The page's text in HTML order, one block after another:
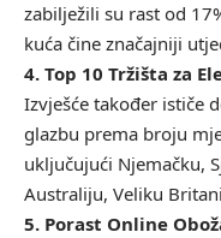
zabilježili su rast od
kuća čine značajniji
4. Top 10 Tržišta za
Izvješće također ističe
glazbu prema broju
uključujući Njemačku,
Australiju, Veliku
5. Porast Online